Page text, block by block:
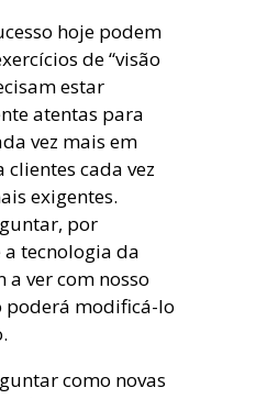
hoje podem
de “visão
estar
atentas para
vez mais em
cada vez
exigentes.
por
tecnologia da
ver com nosso
poderá modificá-lo
como novas